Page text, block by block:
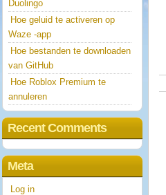
Duolingo
Hoe geluid te activeren op
Waze -app
Hoe bestanden te downloaden
van GitHub
Hoe Roblox Premium te
annuleren
Recent Comments
Meta
Log in